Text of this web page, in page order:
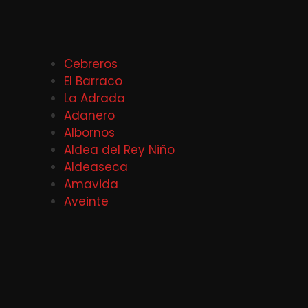
Cebreros
El Barraco
La Adrada
Adanero
Albornos
Aldea del Rey Niño
Aldeaseca
Amavida
Aveinte